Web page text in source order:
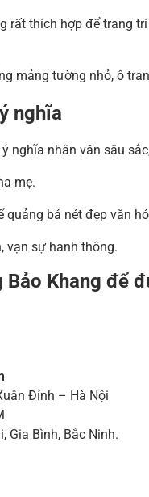
rất thích hợp để trang
mảng tường nhỏ, ô
nghĩa
nghĩa nhân văn sâu
mẹ.
bá nét đẹp văn
vạn sự hanh thông.
Khang để
Đỉnh – Hà Nội
Gia Bình, Bắc Ninh.